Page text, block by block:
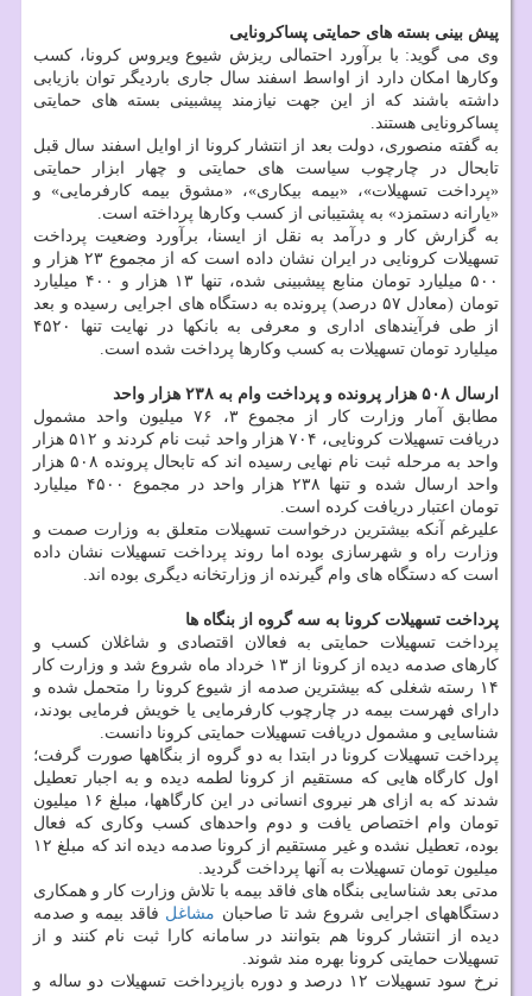
پیش بینی بسته های حمایتی پساکرونایی
وی می گوید: با برآورد احتمالی ریزش شیوع ویروس کرونا، کسب
وکارها امکان دارد از اواسط اسفند سال جاری باردیگر توان بازیابی
داشته باشند که از این جهت نیازمند پیشبینی بسته های حمایتی
پساکرونایی هستند.
به گفته منصوری، دولت بعد از انتشار کرونا از اوایل اسفند سال قبل
تابحال در چارچوب سیاست های حمایتی و چهار ابزار حمایتی
«پرداخت تسهیلات»، «بیمه بیکاری»، «مشوق بیمه کارفرمایی» و
«یارانه دستمزد» به پشتیبانی از کسب وکارها پرداخته است.
به گزارش کار و درآمد به نقل از ایسنا، برآورد وضعیت پرداخت
تسهیلات کرونایی در ایران نشان داده است که از مجموع ۲۳ هزار و
۵۰۰ میلیارد تومان منابع پیشبینی شده، تنها ۱۳ هزار و ۴۰۰ میلیارد
تومان (معادل ۵۷ درصد) پرونده به دستگاه های اجرایی رسیده و بعد
از طی فرآیندهای اداری و معرفی به بانکها در نهایت تنها ۴۵۲۰
میلیارد تومان تسهیلات به کسب وکارها پرداخت شده است.
ارسال ۵۰۸ هزار پرونده و پرداخت وام به ۲۳۸ هزار واحد
مطابق آمار وزارت کار از مجموع ۳، ۷۶ میلیون واحد مشمول
دریافت تسهیلات کرونایی، ۷۰۴ هزار واحد ثبت نام کردند و ۵۱۲ هزار
واحد به مرحله ثبت نام نهایی رسیده اند که تابحال پرونده ۵۰۸ هزار
واحد ارسال شده و تنها ۲۳۸ هزار واحد در مجموع ۴۵۰۰ میلیارد
تومان اعتبار دریافت کرده است.
علیرغم آنکه بیشترین درخواست تسهیلات متعلق به وزارت صمت و
وزارت راه و شهرسازی بوده اما روند پرداخت تسهیلات نشان داده
است که دستگاه های وام گیرنده از وزارتخانه دیگری بوده اند.
پرداخت تسهیلات کرونا به سه گروه از بنگاه ها
پرداخت تسهیلات حمایتی به فعالان اقتصادی و شاغلان کسب و
کارهای صدمه دیده از کرونا از ۱۳ خرداد ماه شروع شد و وزارت کار
۱۴ رسته شغلی که بیشترین صدمه از شیوع کرونا را متحمل شده و
دارای فهرست بیمه در چارچوب کارفرمایی یا خویش فرمایی بودند،
شناسایی و مشمول دریافت تسهیلات حمایتی کرونا دانست.
پرداخت تسهیلات کرونا در ابتدا به دو گروه از بنگاهها صورت گرفت؛
اول کارگاه هایی که مستقیم از کرونا لطمه دیده و به اجبار تعطیل
شدند که به ازای هر نیروی انسانی در این کارگاهها، مبلغ ۱۶ میلیون
تومان وام اختصاص یافت و دوم واحدهای کسب وکاری که فعال
بوده، تعطیل نشده و غیر مستقیم از کرونا صدمه دیده اند که مبلغ ۱۲
میلیون تومان تسهیلات به آنها پرداخت گردید.
مدتی بعد شناسایی بنگاه های فاقد بیمه با تلاش وزارت کار و همکاری
دستگاههای اجرایی شروع شد تا صاحبان مشاغل فاقد بیمه و صدمه
دیده از انتشار کرونا هم بتوانند در سامانه کارا ثبت نام کنند و از
تسهیلات حمایتی کرونا بهره مند شوند.
نرخ سود تسهیلات ۱۲ درصد و دوره بازپرداخت تسهیلات دو ساله و